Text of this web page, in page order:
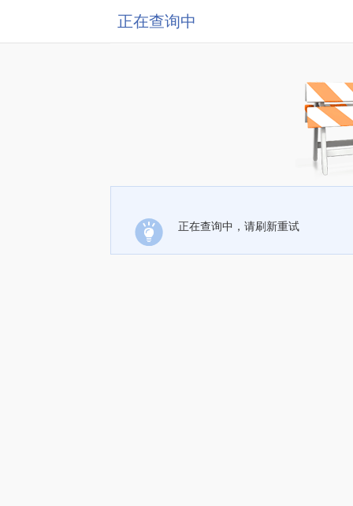
正在查询中
正在查询中，请刷新重试